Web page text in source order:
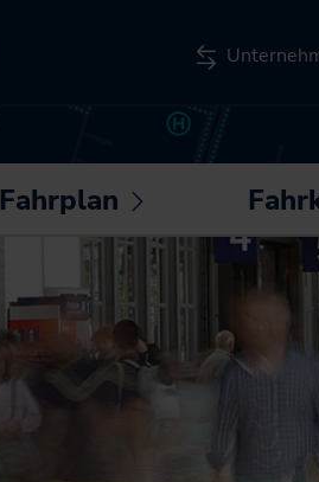
Fahrplan
Untermenü
öffnen /
schließen
Sonderfahrpläne
Die NAH.SH-App
Fahrplantabellen
SH-Tarif
SH-